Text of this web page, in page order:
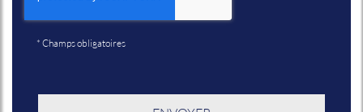
* Champs obligatoires